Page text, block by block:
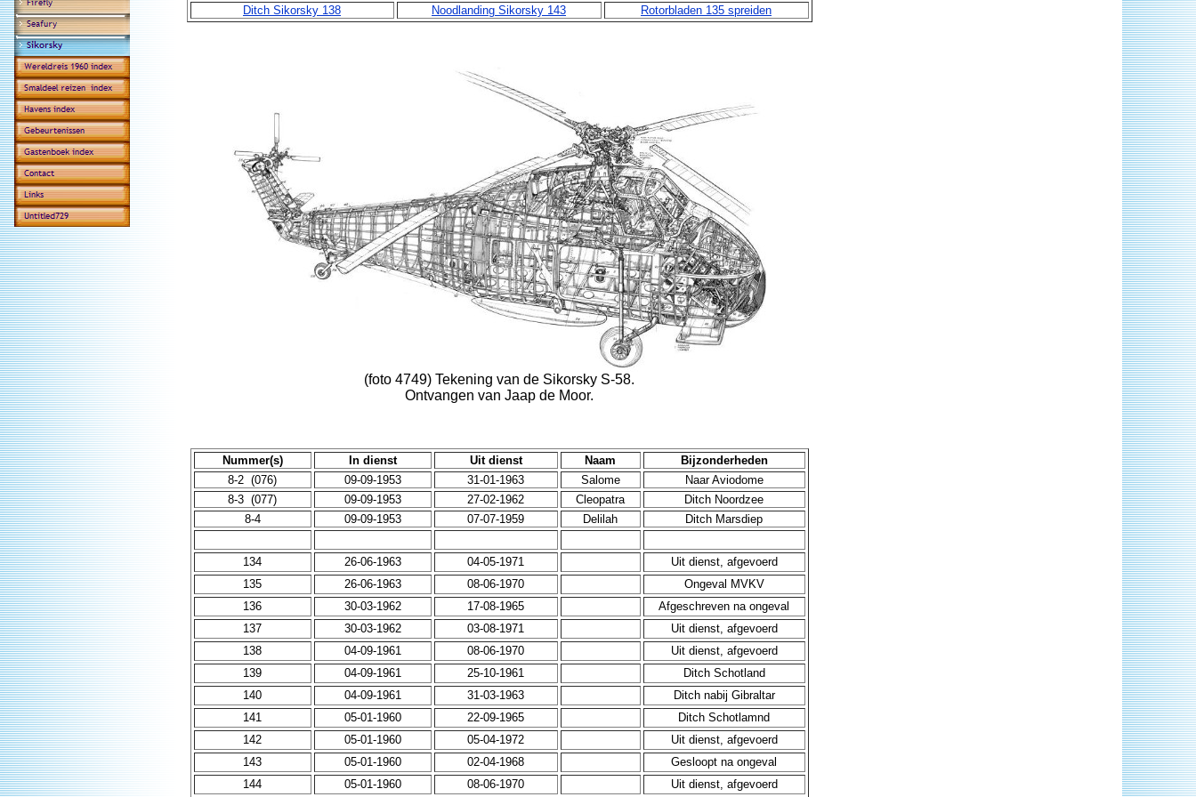
Ditch Sikorsky 138 Noodlanding Sikorsky 143 Rotorbladen 135 spreiden
(foto 4749) Tekening van de Sikorsky S-58.
Ontvangen van Jaap de Moor.
Nummer(s) In dienst Uit dienst Naam
Bijzonderheden
8-2 (076)
09-09-1953 31-01-1963 Salome
Naar Aviodome
8-3 (077)
09-09-1953 27-02-1962 Cleopatra
Ditch Noordzee
8-4
09-09-1953 07-07-1959 Delilah Ditch Marsdiep
134 26-06-1963 04-05-1971
Uit dienst, afgevoerd
135
26-06-1963 08-06-1970
Ongeval MVKV
136
30-03-1962 17-08-1965
Afgeschreven na ongeval
137
30-03-1962 03-08-1971
Uit dienst, afgevoerd
138
04-09-1961 08-06-1970
Uit dienst, afgevoerd
139
04-09-1961 25-10-1961
Ditch Schotland
140
04-09-1961 31-03-1963
Ditch nabij Gibraltar
141
05-01-1960 22-09-1965
Ditch Schotlamnd
142
05-01-1960 05-04-1972
Uit dienst, afgevoerd
143
05-01-1960 02-04-1968
Gesloopt na ongeval
144
05-01-1960 08-06-1970 Uit dienst, afgevoerd